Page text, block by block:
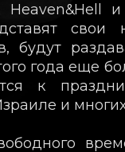
свои
будут
года еще
к
и